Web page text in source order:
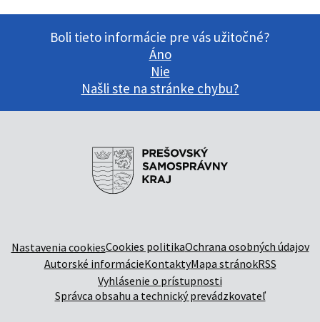
Boli tieto informácie pre vás užitočné?
Áno
Nie
Našli ste na stránke chybu?
Nastavenia cookiesCookies politikaOchrana osobných údajov
Autorské informácieKontaktyMapa stránokRSS
Vyhlásenie o prístupnosti
Správca obsahu a technický prevádzkovateľ